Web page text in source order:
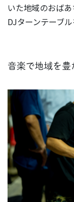
いた地域のおば
DJターンテーブル
音楽で地域を豊